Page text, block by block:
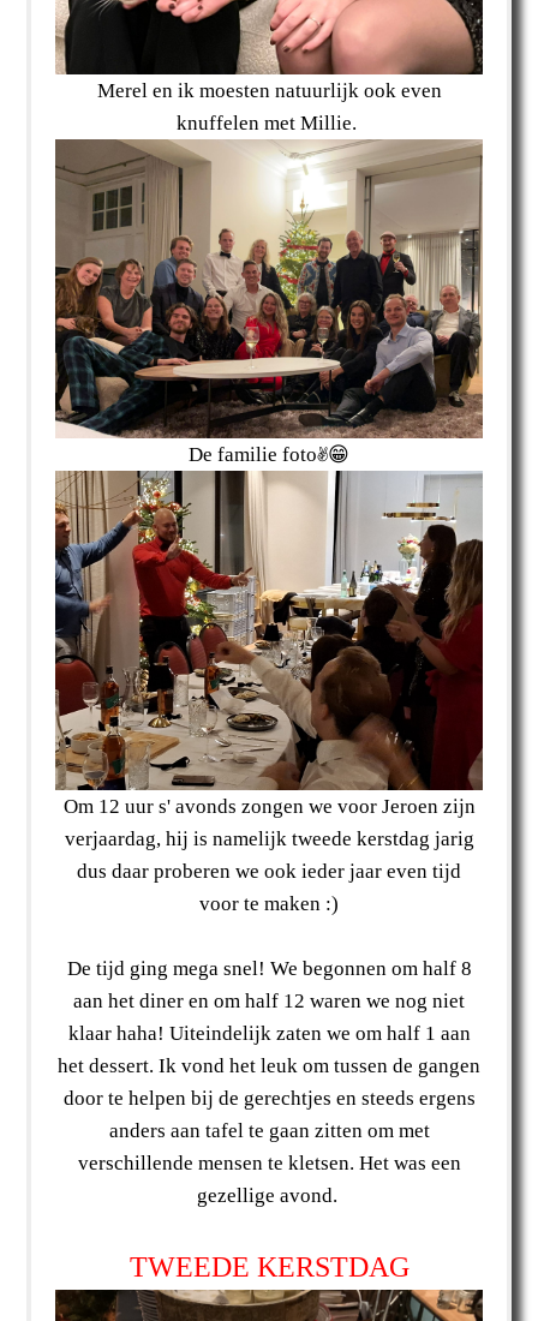
Merel en ik moesten natuurlijk ook even
knuffelen met Millie.
De familie foto✌😁
Om 12 uur s' avonds zongen we voor Jeroen zijn
verjaardag, hij is namelijk tweede kerstdag jarig
dus daar proberen we ook ieder jaar even tijd
voor te maken :)
De tijd ging mega snel! We begonnen om half 8
aan het diner en om half 12 waren we nog niet
klaar haha! Uiteindelijk zaten we om half 1 aan
het dessert. Ik vond het leuk om tussen de gangen
door te helpen bij de gerechtjes en steeds ergens
anders aan tafel te gaan zitten om met
verschillende mensen te kletsen. Het was een
gezellige avond.
TWEEDE KERSTDAG